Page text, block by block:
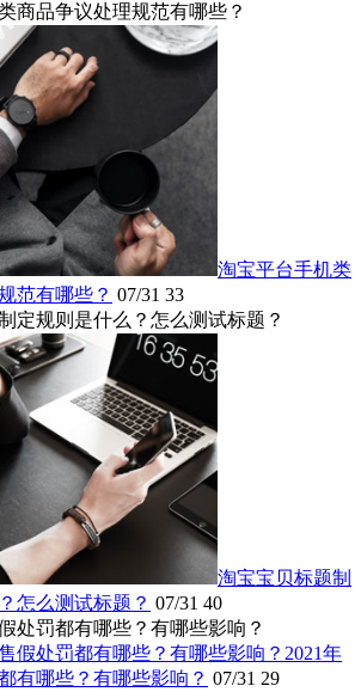
商品争议处理规范有哪些？
淘宝平台手机类
范有哪些？ 07/31 33
定规则是什么？怎么测试标题？
淘宝宝贝标题制
怎么测试标题？ 07/31 40
处罚都有哪些？有哪些影响？
2021年
有哪些？有哪些影响？ 07/31 29